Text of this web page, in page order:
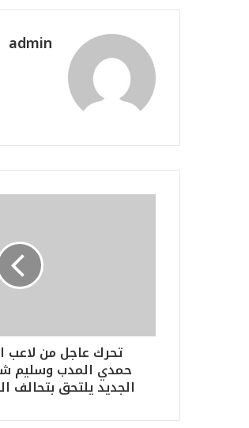
admin
تحرك عاجل من لاعب
حمدي المدب وسليم
الجديد يلتحق بتحالف